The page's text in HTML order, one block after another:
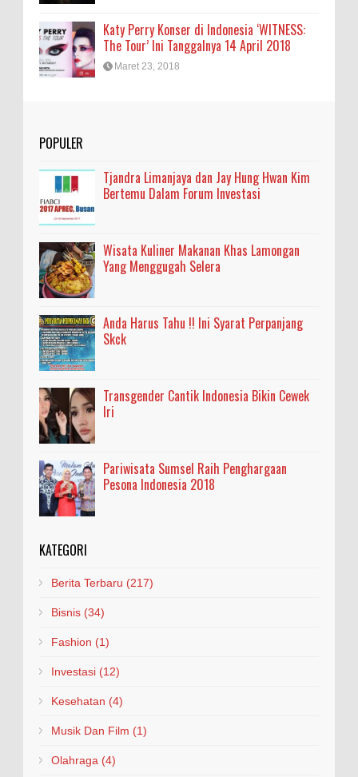
Katy Perry Konser di Indonesia ‘WITNESS:
The Tour’ Ini Tanggalnya 14 April 2018
Maret 23, 2018
POPULER
Tjandra Limanjaya dan Jay Hung Hwan Kim
Bertemu Dalam Forum Investasi
Wisata Kuliner Makanan Khas Lamongan
Yang Menggugah Selera
Anda Harus Tahu !! Ini Syarat Perpanjang
Skck
Transgender Cantik Indonesia Bikin Cewek
Iri
Pariwisata Sumsel Raih Penghargaan
Pesona Indonesia 2018
KATEGORI
Berita Terbaru (217)
Bisnis (34)
Fashion (1)
Investasi (12)
Kesehatan (4)
Musik Dan Film (1)
Olahraga (4)